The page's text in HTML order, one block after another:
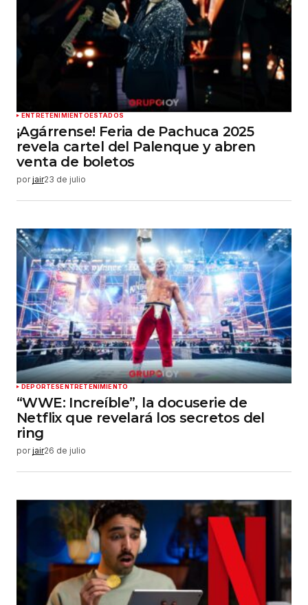
ENTRETENIMIENTOESTADOS
¡Agárrense! Feria de Pachuca 2025
revela cartel del Palenque y abren
venta de boletos
por jair23 de julio
DEPORTESENTRETENIMIENTO
“WWE: Increíble”, la docuserie de
Netflix que revelará los secretos del
ring
por jair26 de julio